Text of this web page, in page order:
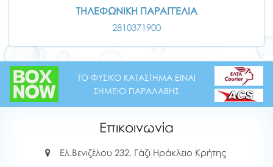
ΤΗΛΕΦΩΝΙΚΗ ΠΑΡΑΓΓΕΛΙΑ
2810371900
ΤΟ ΦΥΣΙΚΟ ΚΑΤΑΣΤΗΜΑ ΕΙΝΑΙ
ΣΗΜΕΙΟ ΠΑΡΑΛΑΒΗΣ
Επικοινωνία
Ελ.Βενιζέλου 232, Γάζι Ηράκλειο Κρήτης